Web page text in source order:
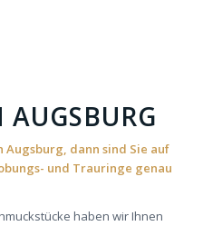
AUGSBURG
Augsburg, dann sind Sie auf
und Trauringe genau
haben wir Ihnen